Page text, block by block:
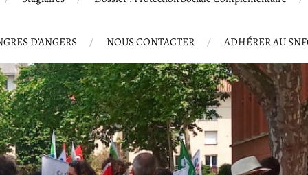
D’ANGERS NOUS CONTACTER ADHÉRER AU